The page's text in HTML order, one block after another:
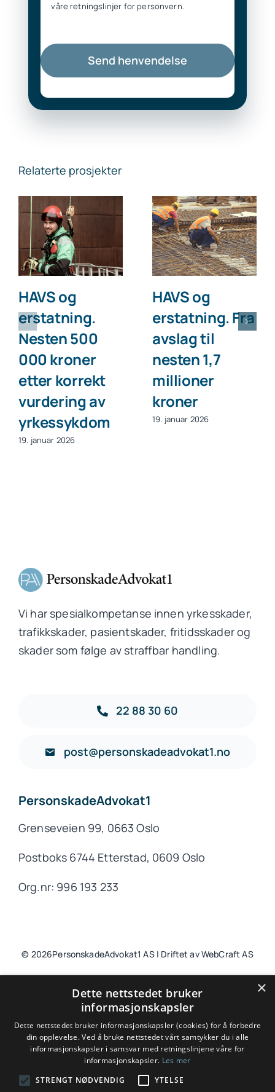
våre retningslinjer for personvern.
Send henvendelse
Relaterte prosjekter
HAVS og
erstatning.
Nesten 500
000 kroner
etter korrekt
vurdering av
yrkessykdom
19. januar 2026
HAVS og
erstatning. Fra
avslag til
nesten 1,7
millioner
kroner
19. januar 2026
Vi har spesialkompetanse innen yrkesskader,
trafikkskader, pasientskader, fritidsskader og
skader som følge av straffbar handling.
22 88 30 60
post@personskadeadvokat1.no
PersonskadeAdvokat1
Grenseveien 99, 0663 Oslo
Postboks 6744 Etterstad, 0609 Oslo
Org.nr: 996 193 233
© 2026PersonskadeAdvokat1 AS | Driftet av WebCraft AS
Til toppen
Spesialisert advokat innen erstatning etter
×
Dette nettstedet bruker
informasjonskapsler
Dette nettstedet bruker informasjonskapsler (cookies) for å forbedre
din opplevelse. Ved å bruke nettstedet vårt samtykker du i alle
informasjonskapsler i samsvar med retningslinjene våre for
informasjonskapsler. Les mer
STRENGT NØDVENDIG
YTELSE